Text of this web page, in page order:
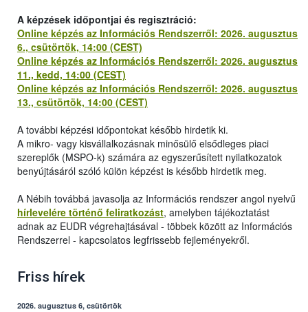
A képzések időpontjai és regisztráció:
Online képzés az Információs Rendszerről: 2026. augusztus
6., csütörtök, 14:00 (CEST)
Online képzés az Információs Rendszerről: 2026. augusztus
11., kedd, 14:00 (CEST)
Online képzés az Információs Rendszerről: 2026. augusztus
13., csütörtök, 14:00 (CEST)
A további képzési időpontokat később hirdetik ki.
A mikro- vagy kisvállalkozásnak minősülő elsődleges piaci
szereplők (MSPO-k) számára az egyszerűsített nyilatkozatok
benyújtásáról szóló külön képzést is később hirdetik meg.
A Nébih továbbá javasolja az Információs rendszer angol nyelvű
hírlevelére történő feliratkozást, amelyben tájékoztatást
adnak az EUDR végrehajtásával - többek között az Információs
Rendszerrel - kapcsolatos legfrissebb fejleményekről.
Friss hírek
2026. augusztus 6, csütörtök